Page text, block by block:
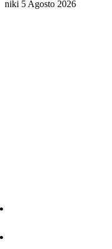
niki 5 Agosto 2026